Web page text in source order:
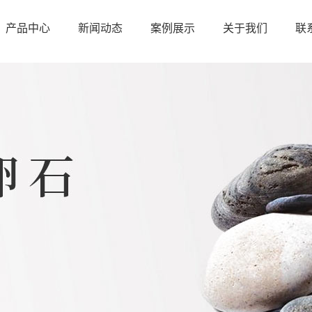
产品中心 新闻动态 案例展示 关于我们 联